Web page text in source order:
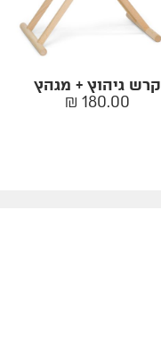
קרש גיהוץ + מגהץ
180.00
₪